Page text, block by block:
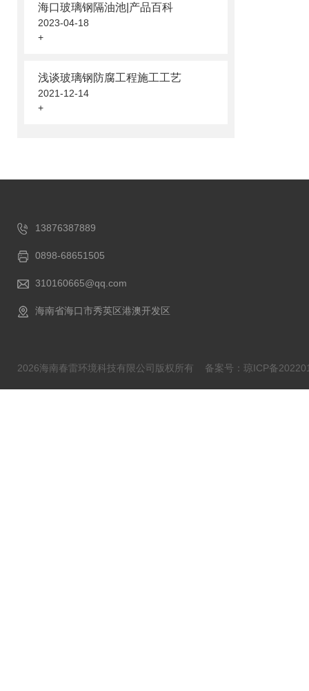
海口玻璃钢隔油池|产品百科
2023-04-18
+
浅谈玻璃钢防腐工程施工工艺
2021-12-14
+
13876387889
0898-68651505
310160665@qq.com
海南省海口市秀英区港澳开发区
2026海南春雷环境科技有限公司版权所有 备案号：琼ICP备